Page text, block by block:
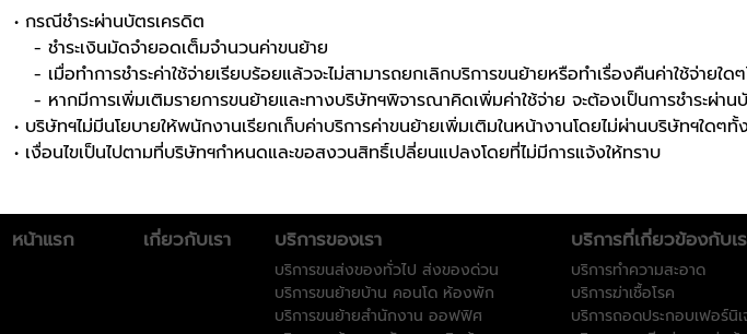
• กรณีชำระผ่านบัตรเครดิต
- ชำระเงินมัดจำยอดเต็มจำนวนค่าขนย้าย
- เมื่อทำการชำระค่าใช้จ่ายเรียบร้อยแล้วจะไม่สามารถยกเลิกบริการขนย้ายหรือทำเรื่องคืนค่าใช้จ่ายใด
- หากมีการเพิ่มเติมรายการขนย้ายและทางบริษัทฯพิจารณาคิดเพิ่มค่าใช้จ่าย จะต้องเป็นการชำระผ่า
• บริษัทฯไม่มีนโยบายให้พนักงานเรียกเก็บค่าบริการค่าขนย้ายเพิ่มเติมในหน้างานโดยไม่ผ่านบริษัทฯใด
• เงื่อนไขเป็นไปตามที่บริษัทฯกำหนดและขอสงวนสิทธิ์เปลี่ยนแปลงโดยที่ไม่มีการแจ้งให้ทราบ
หน้าแรก เกี่ยวกับเรา บริการของเรา
บริการขนส่งของทั่วไป ส่งของด่วน
บริการขนย้ายบ้าน คอนโด ห้องพัก
บริการขนย้ายสำนักงาน ออฟฟิศ
บริการที่เกี่ยวข้องกับเ
บริการทำความสะอาด
บริการฆ่าเชื้อโรค
บริการถอดประกอบเฟอร์นิ